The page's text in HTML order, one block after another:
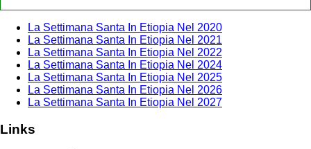
La Settimana Santa In Etiopia Nel 2020
La Settimana Santa In Etiopia Nel 2021
La Settimana Santa In Etiopia Nel 2022
La Settimana Santa In Etiopia Nel 2024
La Settimana Santa In Etiopia Nel 2025
La Settimana Santa In Etiopia Nel 2026
La Settimana Santa In Etiopia Nel 2027
Links